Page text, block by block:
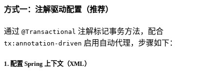
方式一：注解驱动配置（推荐）
通过 @Transactional 注解标记事务方法，配合
tx:annotation-driven 启用自动代理，步骤如下：
1. 配置 Spring 上下文（XML）